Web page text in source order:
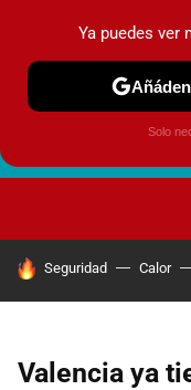
HOY SE HABLA DE
Seguridad Calor
Valencia ya
Ya puedes ver
Solo